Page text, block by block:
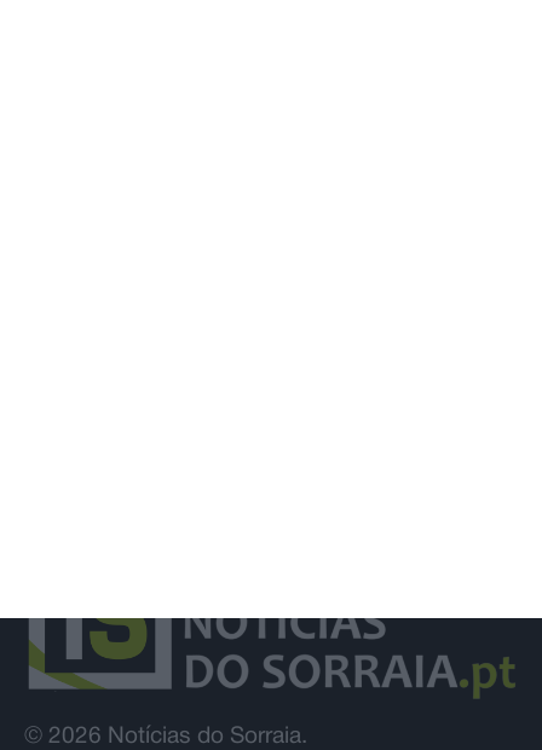
© 2026 Notícias do Sorraia.